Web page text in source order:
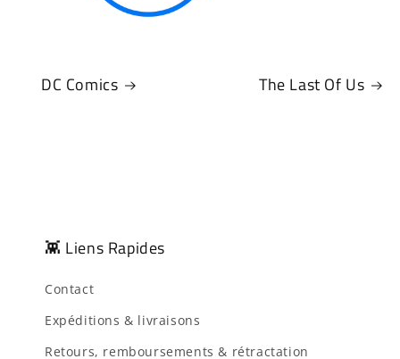
DC Comics The Last Of Us
👾 Liens Rapides
Contact
Expéditions & livraisons
Retours, remboursements & rétractation